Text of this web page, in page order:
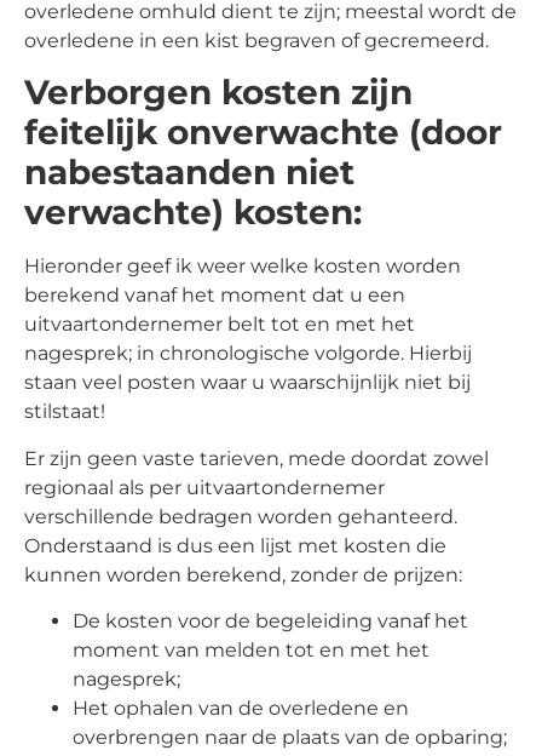
overledene omhuld dient te zijn; meestal wordt de
overledene in een kist begraven of gecremeerd.
Verborgen kosten zijn
feitelijk onverwachte (door
nabestaanden niet
verwachte) kosten:
Hieronder geef ik weer welke kosten worden
berekend vanaf het moment dat u een
uitvaartondernemer belt tot en met het
nagesprek; in chronologische volgorde. Hierbij
staan veel posten waar u waarschijnlijk niet bij
stilstaat!
Er zijn geen vaste tarieven, mede doordat zowel
regionaal als per uitvaartondernemer
verschillende bedragen worden gehanteerd.
Onderstaand is dus een lijst met kosten die
kunnen worden berekend, zonder de prijzen:
De kosten voor de begeleiding vanaf het
moment van melden tot en met het
nagesprek;
Het ophalen van de overledene en
overbrengen naar de plaats van de opbaring;